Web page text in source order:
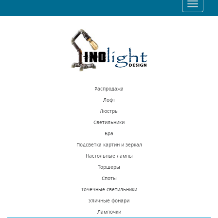
Toggle
Распродажа
Лофт
Люстры
Светильники
Бра
Подсветка картин и зеркал
Настольные лампы
Торшеры
Споты
Точечные светильники
Уличные фонари
Лампочки